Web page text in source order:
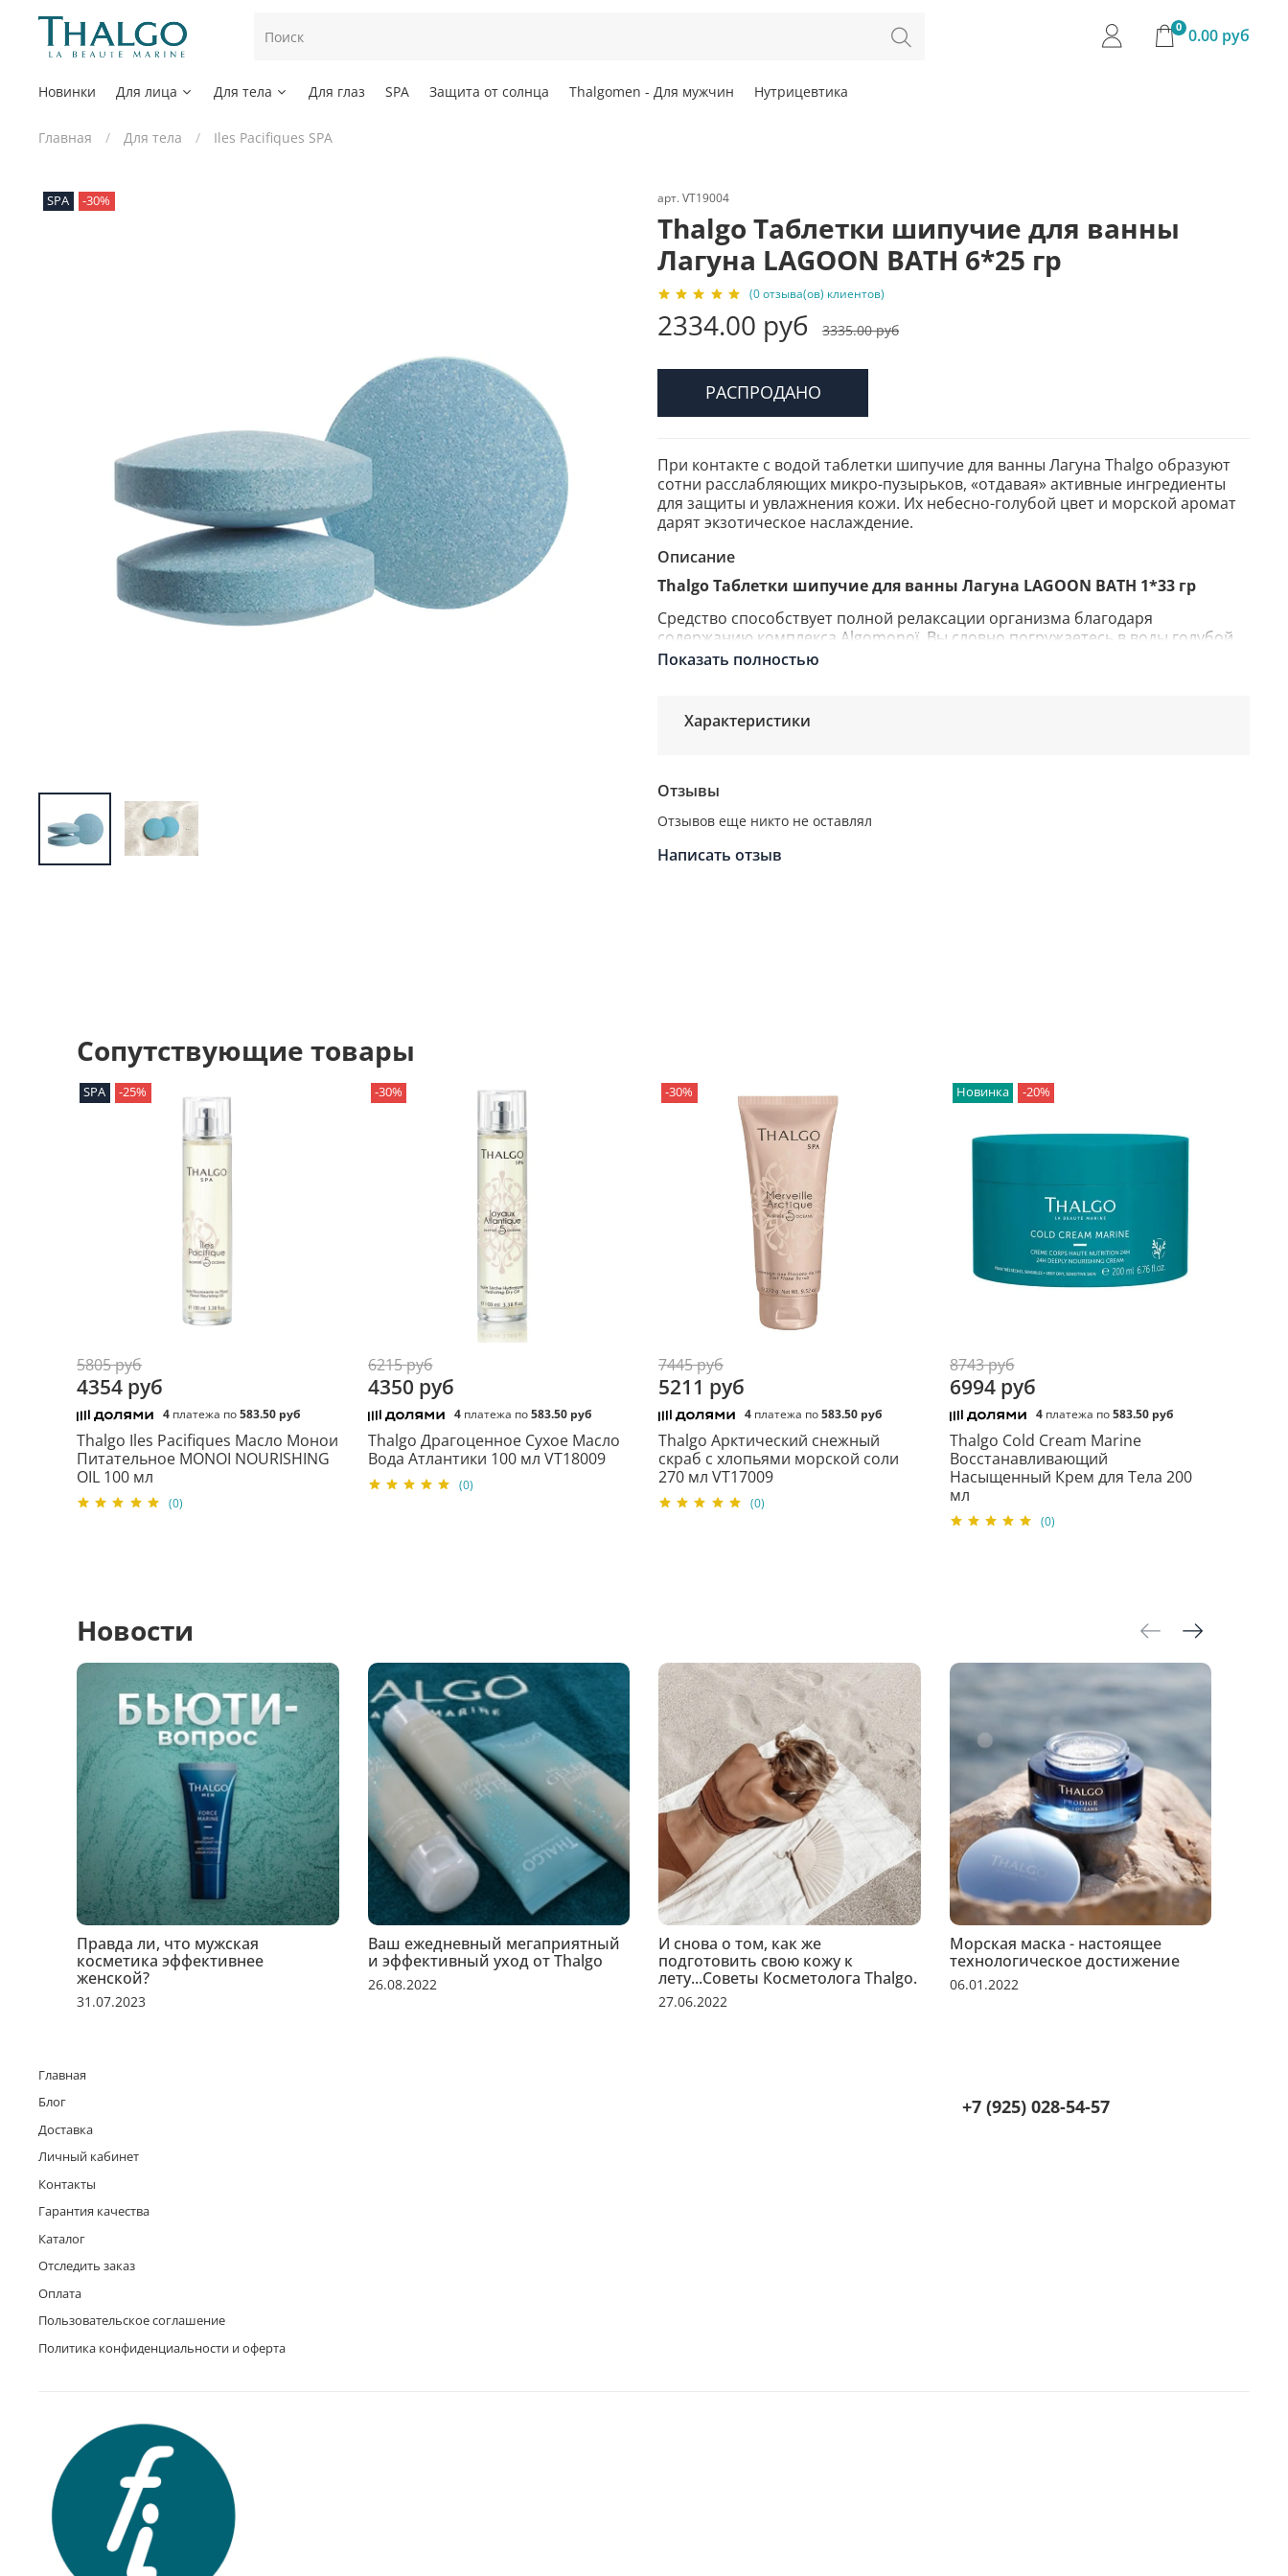
0 0.00 руб
Новинки Для лица Для тела Для глаз SPA Защита от солнца Thalgomen - Для мужчин Нутрицевтика
Главная Для тела Iles Pacifiques SPA
SPA -30%
(0 отзыва(ов) клиентов)
арт. VT19004
Thalgo Таблетки шипучие для ванны
Лагуна LAGOON BATH 6*25 гр
2334.00 руб
3335.00 руб
РАСПРОДАНО
При контакте с водой таблетки шипучие для ванны Лагуна Thalgo образуют
сотни расслабляющих микро-пузырьков, «отдавая» активные ингредиенты
для защиты и увлажнения кожи. Их небесно-голубой цвет и морской аромат
дарят экзотическое наслаждение.
Описание
Thalgo Таблетки шипучие для ванны Лагуна LAGOON BATH 1*33 гр
Средство способствует полной релаксации организма благодаря
содержанию комплекса Algomonoï. Вы словно погружаетесь в воды голубой
лагуны, окружающей коралловые рифы полинезийских островов.
для защиты и увлажнения кожи. Их небесно-голубой цвет и морской аромат
белая водяная лилия, обладающая увлажняющими свойствами, и
расслабляющие эфирные масла гарантрируют абсолютное расслабление.
Отдельного комплимента заслуживает эффект ароматерапии. Растворившись
Произведено во Франции. Изготовитель: LABORATOIRES B.L.C. THALGO
Тальго Косметик Эс. Эй., Франция). Дистрибьютор/уполномоченное лицо
изготовителя: ООО «МБГ Бьюти», Россия, 121099, г. Москва, ул. Новый Арбат,
36. Официальный интернет-магазин марки Thalgo: www.Thalgo-France.ru
Показать полностью
Характеристики
Отзывы
Отзывов еще никто не оставлял
Написать отзыв
Сопутствующие товары
SPA -25%
5805 руб
4354 руб
4 платежа по583.50 руб
Thalgo Iles Pacifiques Масло Монои
Питательное MONOI NOURISHING
OIL 100 мл
(0)
-30%
6215 руб
4350 руб
4платежа по583.50 руб
Thalgo Драгоценное Сухое Масло
Вода Атлантики 100 мл VT18009
(0)
-30%
7445 руб
5211 руб
4 платежа по583.50 руб
Thalgo Арктический снежный
скраб с хлопьями морской соли
270 мл VT17009
(0)
Новинка -20%
8743 руб
6994 руб
4платежа по583.50 руб
Thalgo Cold Cream Marine
Восстанавливающий
Насыщенный Крем для Тела 200
мл
(0)
Новости
Правда ли, что мужская
косметика эффективнее
женской?
31.07.2023
Ваш ежедневный мегаприятный
и эффективный уход от Thalgo
26.08.2022
И снова о том, как же
подготовить свою кожу к
лету...Советы Косметолога Thalgo.
27.06.2022
Морская маска - настоящее
технологическое достижение
06.01.2022
Главная
Блог
Доставка
Личный кабинет
Контакты
Гарантия качества
Каталог
Отследить заказ
Оплата
Пользовательское соглашение
Политика конфиденциальности и оферта
+7 (925) 028-54-57